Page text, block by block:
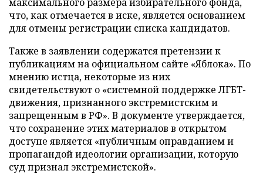
что, как отмечается в иске, является основанием
для отмены регистрации списка кандидатов.
Также в заявлении содержатся претензии к
публикациям на официальном сайте «Яблока». По
мнению истца, некоторые из них
свидетельствуют о «системной поддержке ЛГБТ-
движения, признанного экстремистским и
запрещенным в РФ». В документе утверждается,
что сохранение этих материалов в открытом
доступе является «публичным оправданием и
пропагандой идеологии организации, которую
суд признал экстремистской».